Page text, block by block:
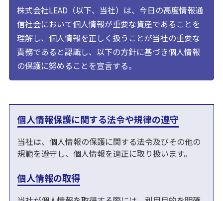
株式会社LEAD（以下、当社）は、今日の高度情報通
信社会において個人情報が重要な資産であることを
理解し、個人情報を正しく扱うことが当社の重要な
責務であると認識し、以下の方針に基づき個人情報
の保護に努めることを宣言する。
個人情報保護に関する法令や規律の遵守
当社は、個人情報の保護に関する法令及びその他の
規範を遵守し、個人情報を適正に取り扱います。
個人情報の取得